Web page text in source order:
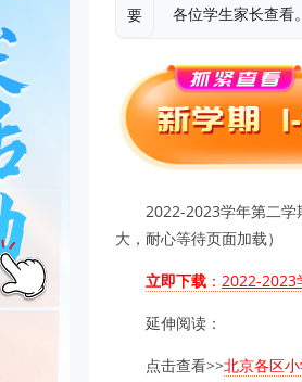
要
各位学生家长查看。
2022-2023学年第二学
大，耐心等待页面加载）
立即下载 ： 2022-2023
延伸阅读：
点击查看>>北京各区